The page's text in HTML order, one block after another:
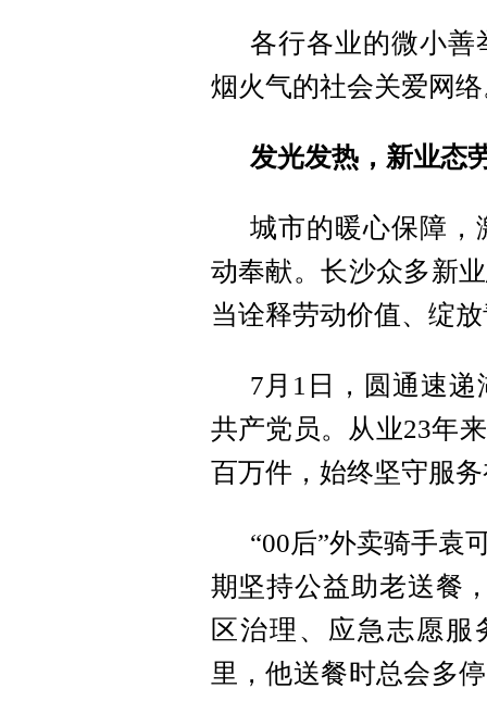
各行各业的微小善
烟火气的社会关爱网
发光发热，新业态
城市的暖心保障，
动奉献。长沙众多新
当诠释劳动价值、绽
7月1日，圆通速
共产党员。从业23年
百万件，始终坚守服
“00后”外卖骑手袁
期坚持公益助老送餐
区治理、应急志愿
里，他送餐时总会多